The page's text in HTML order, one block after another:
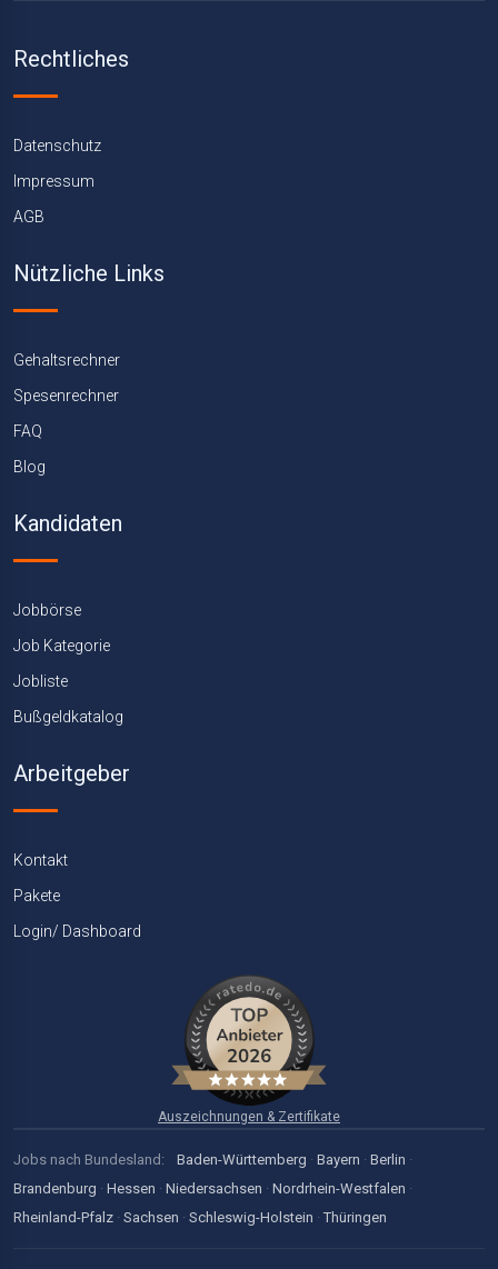
Rechtliches
Datenschutz
Impressum
AGB
Nützliche Links
Gehaltsrechner
Spesenrechner
FAQ
Blog
Kandidaten
Jobbörse
Job Kategorie
Jobliste
Bußgeldkatalog
Arbeitgeber
Kontakt
Pakete
Login/ Dashboard
Auszeichnungen & Zertifikate
Jobs nach Bundesland: Baden-Württemberg · Bayern · Berlin ·
Brandenburg · Hessen · Niedersachsen · Nordrhein-Westfalen ·
Rheinland-Pfalz · Sachsen · Schleswig-Holstein · Thüringen